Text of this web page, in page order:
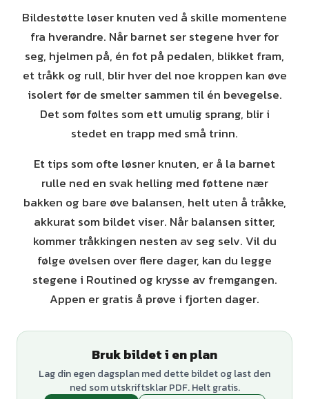
Bildestøtte løser knuten ved å skille momentene
fra hverandre. Når barnet ser stegene hver for
seg, hjelmen på, én fot på pedalen, blikket fram,
et tråkk og rull, blir hver del noe kroppen kan øve
isolert før de smelter sammen til én bevegelse.
Det som føltes som ett umulig sprang, blir i
stedet en trapp med små trinn.
Et tips som ofte løsner knuten, er å la barnet
rulle ned en svak helling med føttene nær
bakken og bare øve balansen, helt uten å tråkke,
akkurat som bildet viser. Når balansen sitter,
kommer tråkkingen nesten av seg selv. Vil du
følge øvelsen over flere dager, kan du legge
stegene i Routined og krysse av fremgangen.
Appen er gratis å prøve i fjorten dager.
Bruk bildet i en plan
Lag din egen dagsplan med dette bildet og last den
ned som utskriftsklar PDF. Helt gratis.